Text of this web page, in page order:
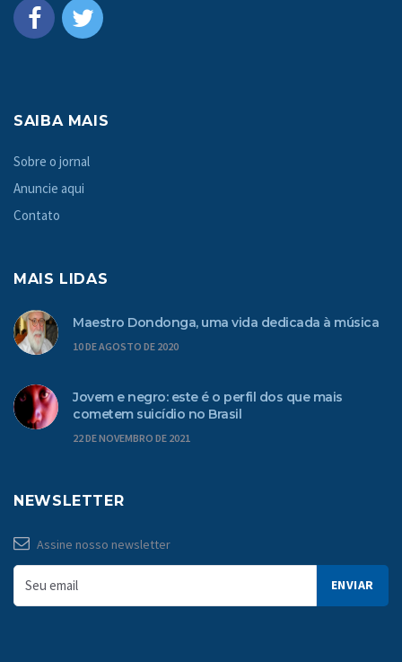
SAIBA MAIS
Sobre o jornal
Anuncie aqui
Contato
MAIS LIDAS
Maestro Dondonga, uma vida dedicada à música
10 DE AGOSTO DE 2020
Jovem e negro: este é o perfil dos que mais
cometem suicídio no Brasil
22 DE NOVEMBRO DE 2021
NEWSLETTER
Assine nosso newsletter